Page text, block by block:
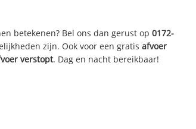
betekenen? Bel ons dan gerust op0172-
zijn. Ook voor een gratisafvoer
verstopt. Dag en nacht bereikbaar!